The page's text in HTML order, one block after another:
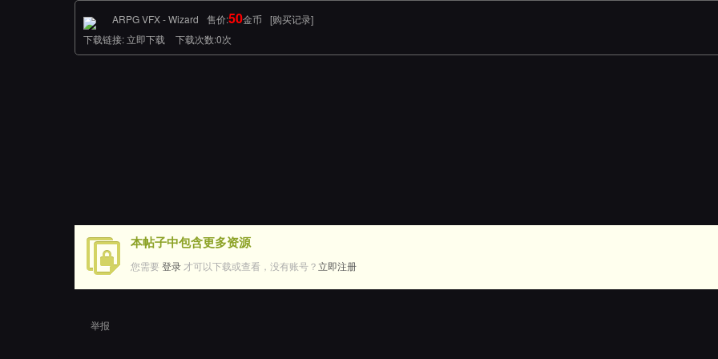
ARPG VFX - Wizard 售价:50金币 [购买记录]
下载链接: 立即下载 下载次数:0次
本帖子中包含更多资源
您需要 登录 才可以下载或查看，没有账号？立即注册
举报